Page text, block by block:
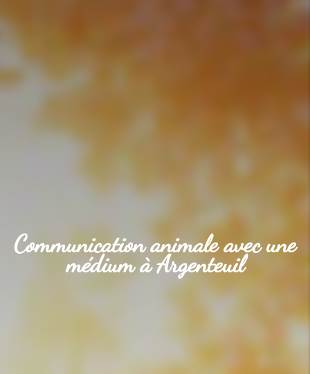
Communication animale avec une
médium à Argenteuil